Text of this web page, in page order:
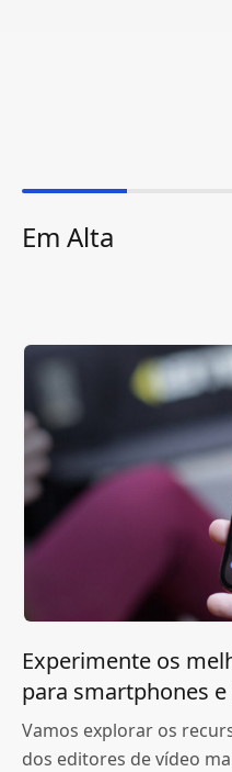
Em Alta
Experimente os
para smartphones
Vamos explorar os
dos editores de vídeo